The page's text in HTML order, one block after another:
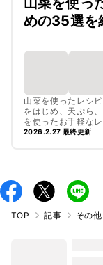
めの35選を
山菜を使ったレシ
をはじめ、天ぷら
を使ったお手軽な
いね。
2026.2.27 最終更新
TOP 記事 その他